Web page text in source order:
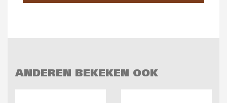
ANDEREN BEKEKEN OOK